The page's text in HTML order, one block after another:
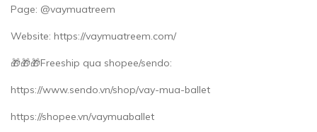
Page: @vaymuatreem
Website: https://vaymuatreem.com/
🎁🎁🎁Freeship qua shopee/sendo:
https://www.sendo.vn/shop/vay-mua-ballet
https://shopee.vn/vaymuaballet